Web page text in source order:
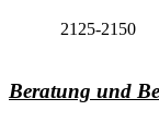
2125-2150
Beratung und